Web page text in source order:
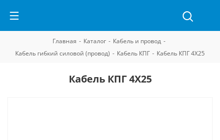
Главная - Каталог - Кабель и провод -
Кабель гибкий силовой (провод) - Кабель КПГ - Кабель КПГ 4Х25
Кабель КПГ 4Х25